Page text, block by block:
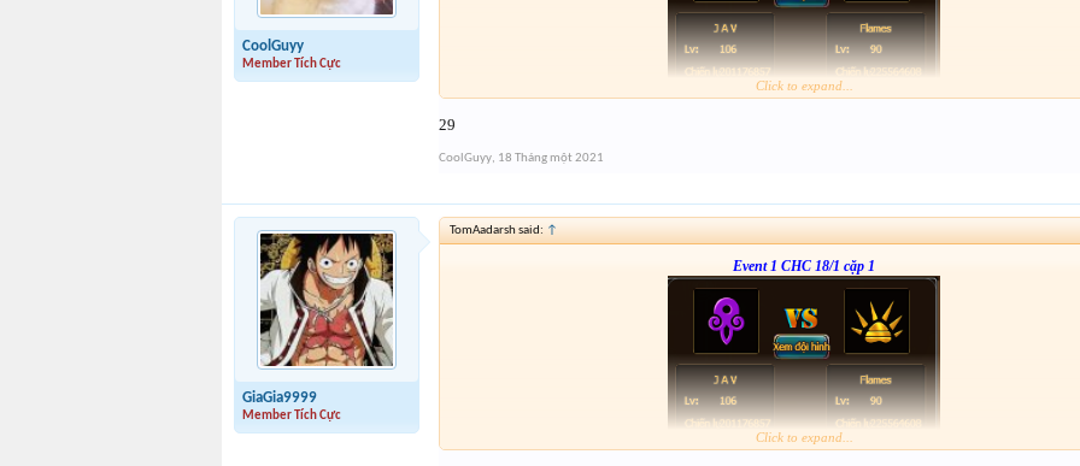
CoolGuyy
Member Tích Cực
Click to expand...
29
CoolGuyy, 18 Tháng một 2021
GiaGia9999
Member Tích Cực
TomAadarsh said: ↑
Event 1 CHC 18/1 cặp 1
Click to expand...